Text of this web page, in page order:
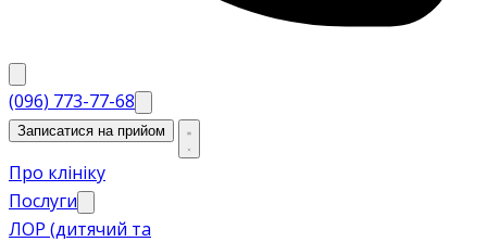
(096) 773-77-68
Записатися на прийом
Про клініку
Послуги
ЛОР (дитячий та